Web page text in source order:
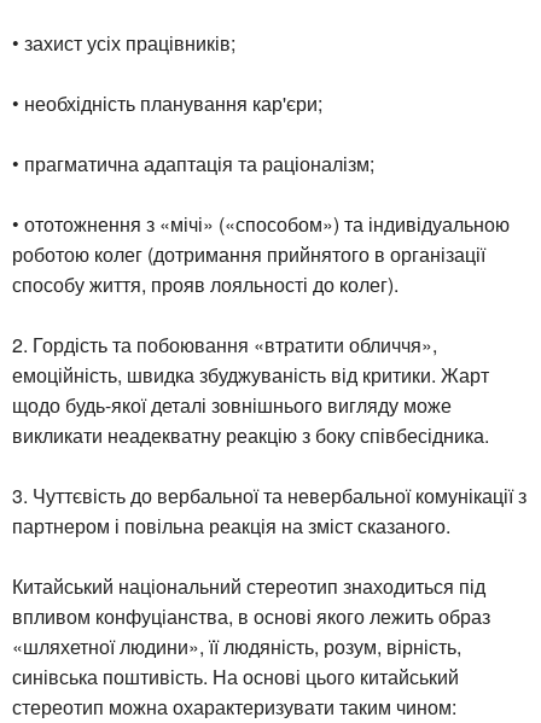
• захист усіх працівників;
• необхідність планування кар'єри;
• прагматична адаптація та раціоналізм;
• ототожнення з «мічі» («способом») та індивідуальною
роботою колег (дотримання прийнятого в організації
способу життя, прояв лояльності до колег).
2. Гордість та побоювання «втратити обличчя»,
емоційність, швидка збуджуваність від критики. Жарт
щодо будь-якої деталі зовнішнього вигляду може
викликати неадекватну реакцію з боку співбесідника.
3. Чуттєвість до вербальної та невербальної комунікації з
партнером і повільна реакція на зміст сказаного.
Китайський національний стереотип знаходиться під
впливом конфуціанства, в основі якого лежить образ
«шляхетної людини», її людяність, розум, вірність,
синівська поштивість. На основі цього китайський
стереотип можна охарактеризувати таким чином: